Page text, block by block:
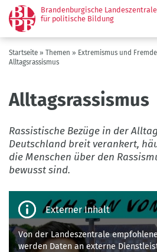
Direkt
zum
Inhalt
Brandenburgische Landeszentrale
für politische Bildung
Pfadnavigation
Startseite Themen
Extremismus und
Alltagsrassismus
Alltagsrassismus
Rassistische Bezüge in der
Deutschland breit verankert,
die Menschen über den
bewusst sind.
party
content
Von der Landeszentrale
werden Daten an externe